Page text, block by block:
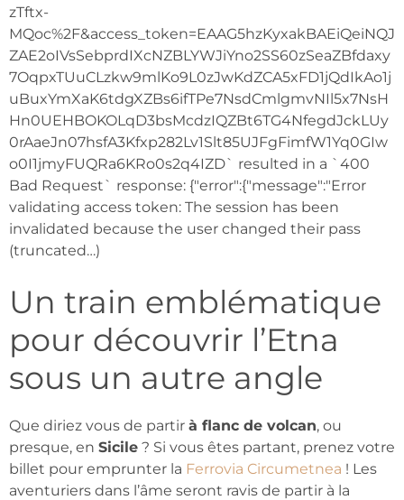
zTftx-
MQoc%2F&access_token=EAAG5hzKyxakBAEiQeiNQJ
ZAE2oIVsSebprdIXcNZBLYWJiYno2SS60zSeaZBfdaxy
7OqpxTUuCLzkw9mlKo9L0zJwKdZCA5xFD1jQdIkAo1j
uBuxYmXaK6tdgXZBs6ifTPe7NsdCmlgmvNIl5x7NsH
Hn0UEHBOKOLqD3bsMcdzIQZBt6TG4NfegdJckLUy
0rAaeJn07hsfA3Kfxp282Lv1Slt85UJFgFimfW1Yq0GIw
o0I1jmyFUQRa6KRo0s2q4IZD` resulted in a `400
Bad Request` response: {"error":{"message":"Error
validating access token: The session has been
invalidated because the user changed their pass
(truncated…)
Un train emblématique
pour découvrir l’Etna
sous un autre angle
Que diriez vous de partir à flanc de volcan, ou
presque, en Sicile ? Si vous êtes partant, prenez votre
billet pour emprunter la Ferrovia Circumetnea ! Les
aventuriers dans l’âme seront ravis de partir à la